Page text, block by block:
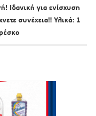
Ιδανική για ενίσχυση
συνέχεια!! Υλικά: 1